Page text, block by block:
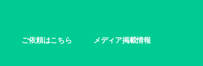
ご依頼はこちら メディア掲載情報